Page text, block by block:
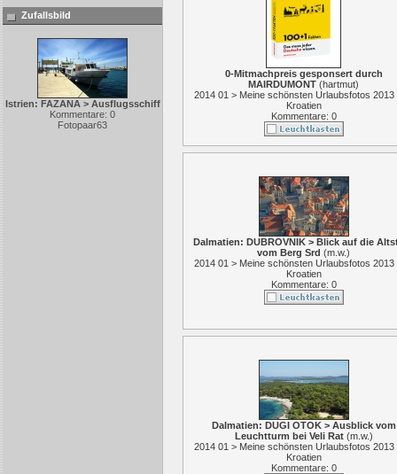
Zufallsbild
Istrien: FAZANA > Ausflugsschiff
Kommentare: 0
Fotopaar63
0-Mitmachpreis gesponsert durch
MAIRDUMONT (hartmut)
2014 01 > Meine schönsten Urlaubsfotos 2013
Kroatien
Kommentare: 0
Dalmatien: DUBROVNIK > Blick auf die
vom Berg Srd (m.w.)
2014 01 > Meine schönsten Urlaubsfotos 2013
Kroatien
Kommentare: 0
Dalmatien: DUGI OTOK > Ausblick vom
Leuchtturm bei Veli Rat(m.w.)
2014 01 > Meine schönsten Urlaubsfotos 2013
Kroatien
Kommentare: 0